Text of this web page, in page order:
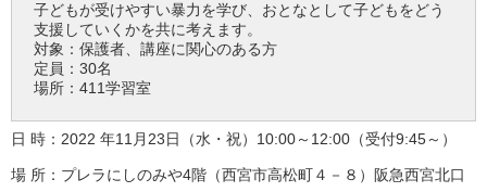
子どもが受けやすい暴力を学び、おとなとして子どもをどう
支援していくかを共に考えます。
対象：保護者、講座に関心のある方
定員：30名
場所：411学習室
日 時：2022 年11月23日（水・祝）10:00～12:00（受付9:45～）
場 所：プレラにしのみや4階（西宮市高松町４－８）阪急西宮北口